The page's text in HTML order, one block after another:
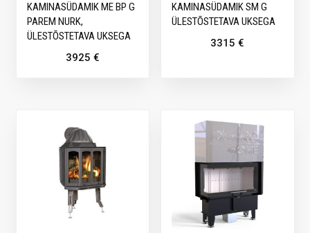
KAMINASÜDAMIK ME BP G
PAREM NURK,
ÜLESTÕSTETAVA UKSEGA
3925 €
KAMINASÜDAMIK SM G
ÜLESTÕSTETAVA UKSEGA
3315€